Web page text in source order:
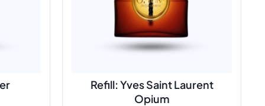
Refill: Yves Saint Laurent
Opium